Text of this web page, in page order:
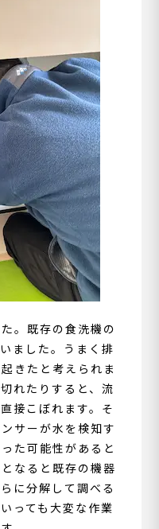
。既存の食洗機の
ました。うまく排
きたと考えられま
れたりすると、流
接こぼれます。そ
サーが水を検知す
た可能性があると
なると既存の機器
に分解して調べる
っても大変な作業